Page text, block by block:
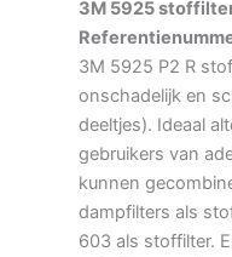
3M 5925 stoffilter
3M 5925 P2 R
onschadelijk en
deeltjes). Ideaal
gebruikers van
kunnen
dampfilters als
603 als stoffilter.